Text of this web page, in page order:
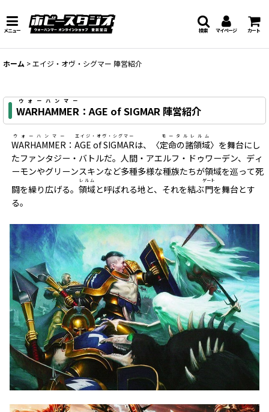
メニュー マイページ カート
検索
ホーム >エイジ・オヴ・シグマー 陣営紹介
WARHAMMER
ウォーハンマー
：AGE of SIGMAR 陣営紹介
WARHAMMER
ウォーハンマー
：AGE of SIGMAR
エイジ・オヴ・シグマー
は、〈定命の諸領域
モータルレルム
〉を舞台にし
たファンタジー・バトルだ。人間・アエルフ・ドゥワーデン、ディ
ーモンやグリーンスキンなど多種多様な種族たちが領域を巡って死
闘を繰り広げる。領域
レルム
と呼ばれる地と、それを結ぶ門
ゲート
を舞台とす
る。